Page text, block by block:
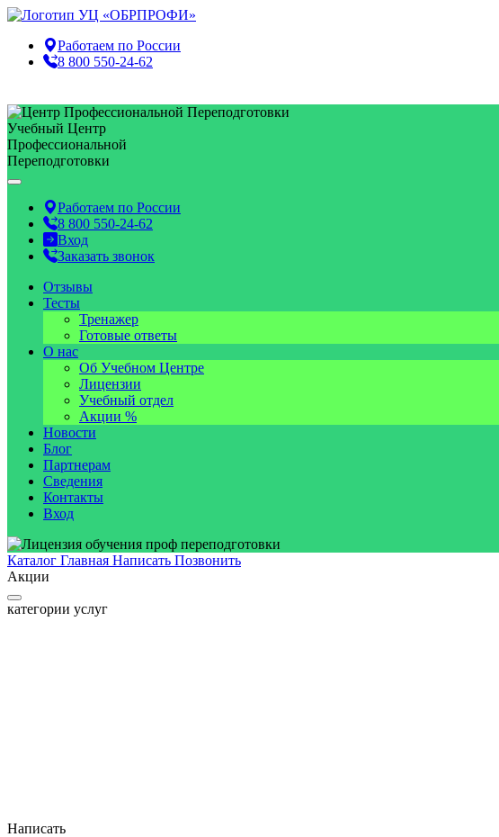
Работаем по России
8 800 550-24-62
Учебный Центр
Профессиональной
Переподготовки
Работаем по России
8 800 550-24-62
Вход
Заказать звонок
Отзывы
Тесты
Тренажер
Готовые ответы
О нас
Об Учебном Центре
Лицензии
Учебный отдел
Акции %
Новости
Блог
Партнерам
Сведения
Контакты
Вход
Каталог Главная Написать Позвонить
Акции
категории услуг
Написать